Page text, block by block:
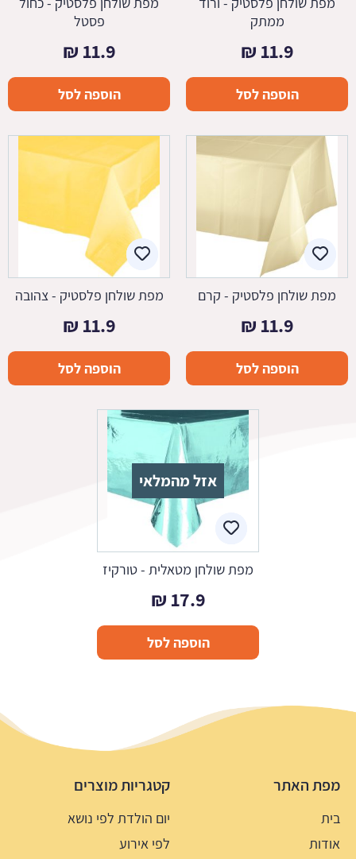
ממתק
11.9
₪
הוספה לסל
פסטל
11.9
₪
הוספה לסל
מפת שולחן פלסטיק - קרם
11.9
₪
הוספה לסל
מפת שולחן פלסטיק - צהובה
11.9
₪
הוספה לסל
אזל מהמלאי
מפת שולחן מטאלית - טורקיז
17.9
₪
הוספה לסל
מפת האתר
בית
אודות
קטגריות מוצרים
יום הולדת לפי נושא
לפי אירוע